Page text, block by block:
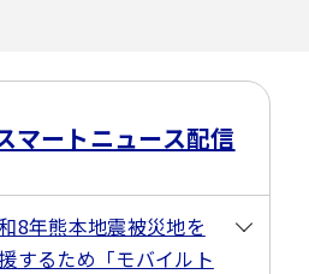
マートニュース配信
8年熊本地震被災地を
するため「モバイルト